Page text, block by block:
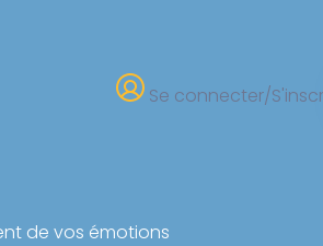
Se connecter/
de vos émotions